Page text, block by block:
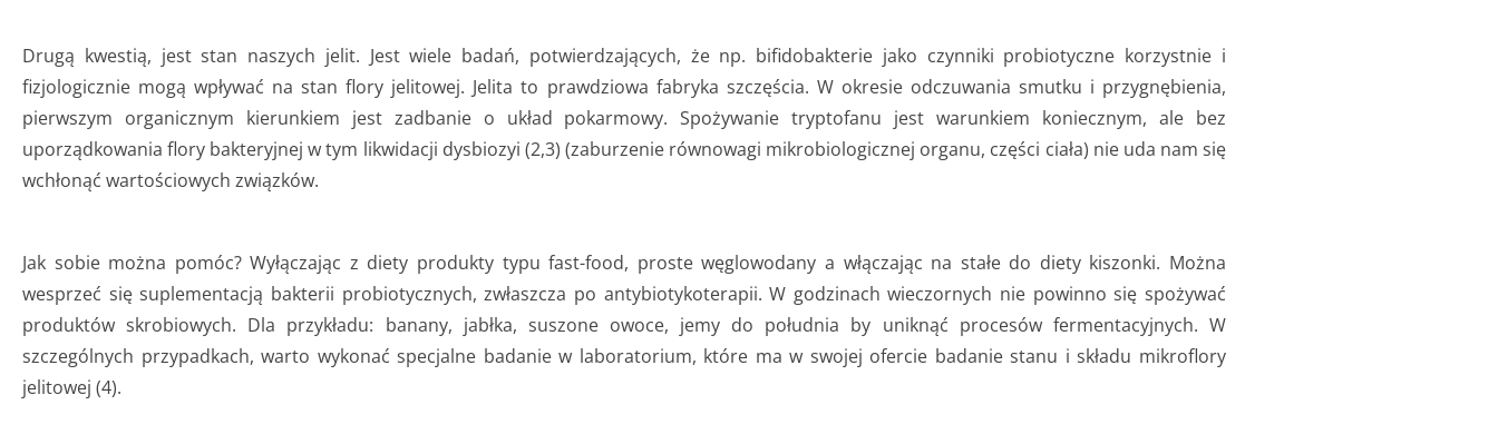
Drugą kwestią, jest stan naszych jelit. Jest wiele badań, potwierdzających, że np. bifidobakterie jako czynniki probiotyczne korzystnie i
fizjologicznie mogą wpływać na stan flory jelitowej. Jelita to prawdziowa fabryka szczęścia. W okresie odczuwania smutku i przygnębienia,
pierwszym organicznym kierunkiem jest zadbanie o układ pokarmowy. Spożywanie tryptofanu jest warunkiem koniecznym, ale bez
uporządkowania flory bakteryjnej w tym likwidacji dysbiozyi (2,3) (zaburzenie równowagi mikrobiologicznej organu, części ciała) nie uda nam się
wchłonąć wartościowych związków.
Jak sobie można pomóc? Wyłączając z diety produkty typu fast-food, proste węglowodany a włączając na stałe do diety kiszonki. Można
wesprzeć się suplementacją bakterii probiotycznych, zwłaszcza po antybiotykoterapii. W godzinach wieczornych nie powinno się spożywać
produktów skrobiowych. Dla przykładu: banany, jabłka, suszone owoce, jemy do południa by uniknąć procesów fermentacyjnych. W
szczególnych przypadkach, warto wykonać specjalne badanie w laboratorium, które ma w swojej ofercie badanie stanu i składu mikroflory
jelitowej (4).